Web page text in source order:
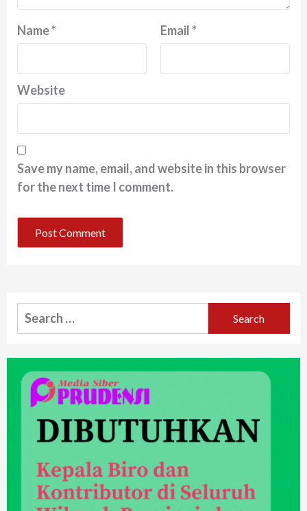
Name* Email*
Website
Save my name, email, and website in this browser
for the next time I comment.